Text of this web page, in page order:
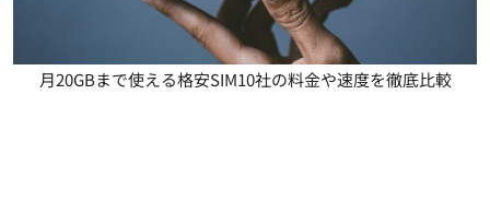
月20GBまで使える格安SIM10社の料金や速度を徹底比較